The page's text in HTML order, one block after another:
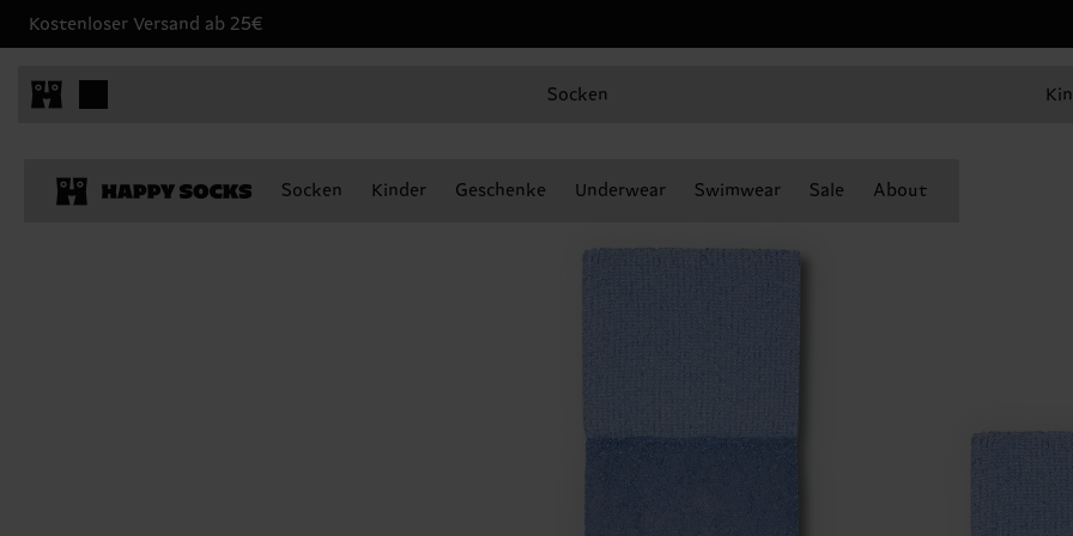
Kostenloser Versand ab 25€
Socken
Socken Kinder Geschenke Underwear Swimwear Sale About